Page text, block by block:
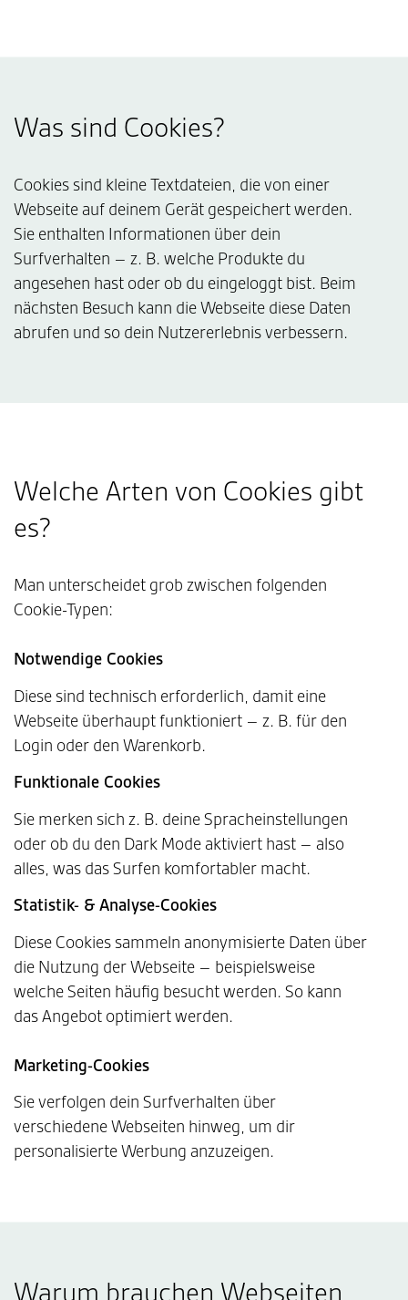
Was sind Cookies?
Cookies sind kleine Textdateien, die von einer
Webseite auf deinem Gerät gespeichert werden.
Sie enthalten Informationen über dein
Surfverhalten – z. B. welche Produkte du
angesehen hast oder ob du eingeloggt bist. Beim
nächsten Besuch kann die Webseite diese Daten
abrufen und so dein Nutzererlebnis verbessern.
Welche Arten von Cookies gibt
es?
Man unterscheidet grob zwischen folgenden
Cookie-Typen:
Notwendige Cookies
Diese sind technisch erforderlich, damit eine
Webseite überhaupt funktioniert – z. B. für den
Login oder den Warenkorb.
Funktionale Cookies
Sie merken sich z. B. deine Spracheinstellungen
oder ob du den Dark Mode aktiviert hast – also
alles, was das Surfen komfortabler macht.
Statistik- & Analyse-Cookies
Diese Cookies sammeln anonymisierte Daten über
die Nutzung der Webseite – beispielsweise
welche Seiten häufig besucht werden. So kann
das Angebot optimiert werden.
Marketing-Cookies
Sie verfolgen dein Surfverhalten über
verschiedene Webseiten hinweg, um dir
personalisierte Werbung anzuzeigen.
Warum brauchen Webseiten